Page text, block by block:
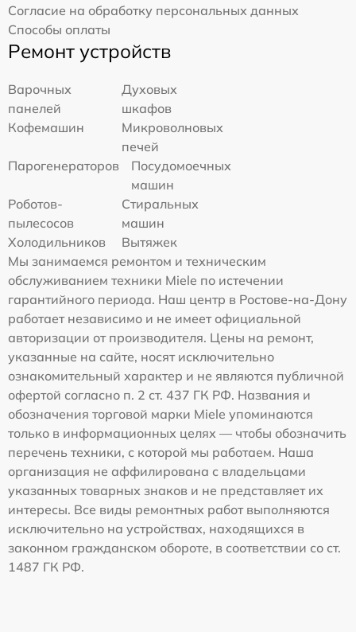
Согласие на обработку персональных данных
Способы оплаты
Ремонт устройств
Варочных
панелей
Духовых
шкафов
Кофемашин
Микроволновых
печей
Парогенераторов
Посудомоечных
машин
Роботов-
пылесосов
Стиральных
машин
Холодильников
Вытяжек
Мы занимаемся ремонтом и техническим
обслуживанием техники Miele по истечении
гарантийного периода. Наш центр в Ростове-на-Дону
работает независимо и не имеет официальной
авторизации от производителя. Цены на ремонт,
указанные на сайте, носят исключительно
ознакомительный характер и не являются публичной
офертой согласно п. 2 ст. 437 ГК РФ. Названия и
обозначения торговой марки Miele упоминаются
только в информационных целях — чтобы обозначить
перечень техники, с которой мы работаем. Наша
организация не аффилирована с владельцами
указанных товарных знаков и не представляет их
интересы. Все виды ремонтных работ выполняются
исключительно на устройствах, находящихся в
законном гражданском обороте, в соответствии со ст.
1487 ГК РФ.